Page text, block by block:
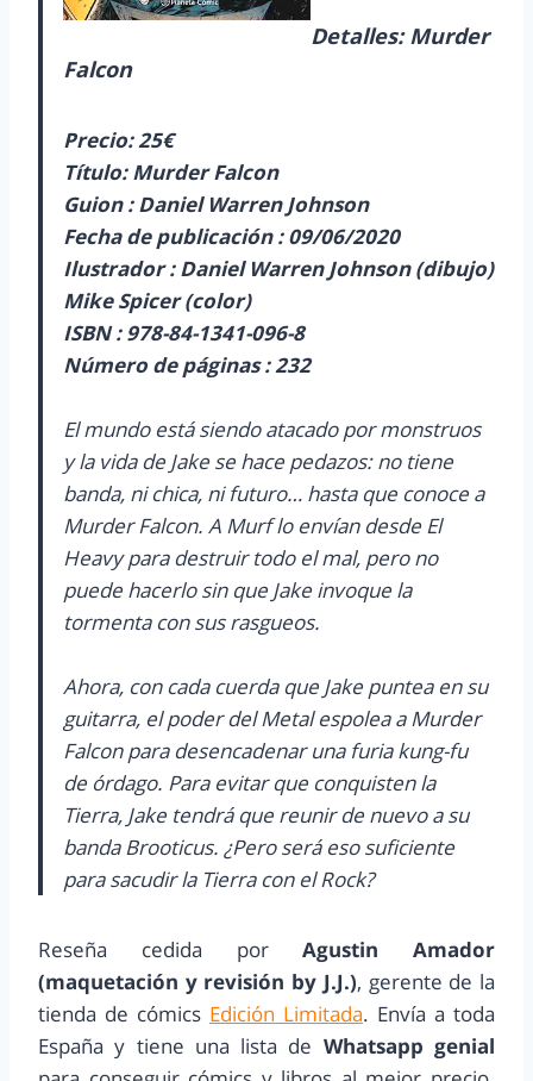
Detalles: Murder
Falcon
Precio: 25€
Título: Murder Falcon
Guion : Daniel Warren Johnson
Fecha de publicación : 09/06/2020
Ilustrador :Daniel Warren Johnson (dibujo)
Mike Spicer (color)
ISBN : 978-84-1341-096-8
Número de páginas : 232
El mundo está siendo atacado por monstruos
y la vida de Jake se hace pedazos: no tiene
banda, ni chica, ni futuro… hasta que conoce a
Murder Falcon. A Murf lo envían desde El
Heavy para destruir todo el mal, pero no
puede hacerlo sin que Jake invoque la
tormenta con sus rasgueos.
Ahora, con cada cuerda que Jake puntea en su
guitarra, el poder del Metal espolea a Murder
Falcon para desencadenar una furia kung-fu
de órdago. Para evitar que conquisten la
Tierra, Jake tendrá que reunir de nuevo a su
banda Brooticus. ¿Pero será eso suficiente
para sacudir la Tierra con el Rock?
Reseña cedida porAgustin Amador
(maquetación y revisión by J.J.), gerente de la
tienda de cómics Edición Limitada. Envía a toda
España y tiene una lista de Whatsapp genial